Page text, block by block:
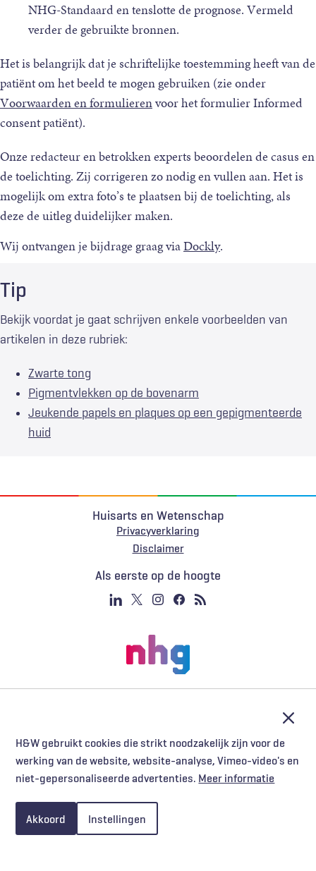
H&W gebruikt cookies die strikt noodzakelijk zijn voor de
werking van de website, website-analyse, Vimeo-video's en
niet-gepersonaliseerde advertenties. Meer informatie
Akkoord Instellingen
NHG-Standaard en tenslotte de prognose. Vermeld
verder de gebruikte bronnen.
Het is belangrijk dat je schriftelijke toestemming heeft van de
patiënt om het beeld te mogen gebruiken (zie onder
Voorwaarden en formulierenvoor het formulier Informed
consent patiënt).
Onze redacteur en betrokken experts beoordelen de casus en
de toelichting. Zij corrigeren zo nodig en vullen aan. Het is
mogelijk om extra foto’s te plaatsen bij de toelichting, als
deze de uitleg duidelijker maken.
Wij ontvangen je bijdrage graag viaDockly.
Tip
Bekijk voordat je gaat schrijven enkele voorbeelden van
artikelen in deze rubriek:
Zwarte tong
Pigmentvlekken op de bovenarm
Jeukende papels en plaques op een gepigmenteerde
huid
Huisarts en Wetenschap
Privacyverklaring
Voet
Disclaimer
Als eerste op de hoogte